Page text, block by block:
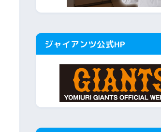
ジャイアンツ公式HP